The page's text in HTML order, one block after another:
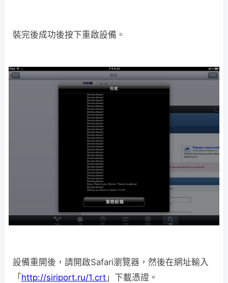
裝完後成功後按下重啟設備。
設備重開後，請開啟Safari瀏覽器，然後在網址輸入
「http://siriport.ru/1.crt 」下載憑證。